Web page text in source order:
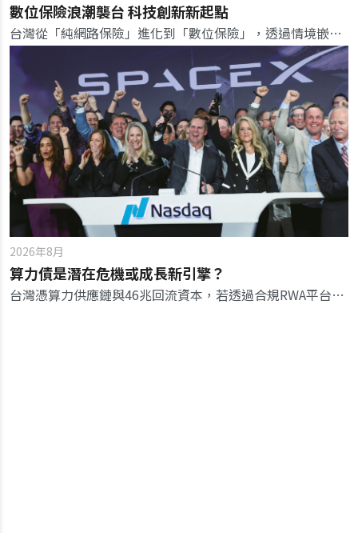
數位保險浪潮襲台 科技創新新起點
台灣從「純網路保險」進化到「數位保險」，透過情境嵌入自動生效，翻轉傳統人找保險的銷售模式與監理思維。
2026年8月
算力債是潛在危機或成長新引擎？
台灣憑算力供應鏈與46兆回流資本，若透過合規RWA平台進行鏈上融資，有機會將算力代工翻身為金融金流軸心。